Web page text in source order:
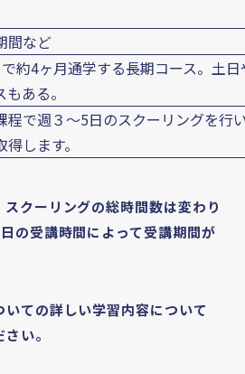
間など
約4ヶ月通学する長期コース。土
もある。
程で週３〜5日のスクーリングを行
します。
クーリングの総時間数は変わり
の受講時間によって受講期間が
ての詳しい学習内容について
い。